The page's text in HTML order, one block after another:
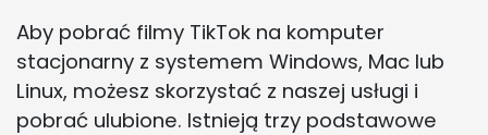
Aby pobrać filmy TikTok na komputer
stacjonarny z systemem Windows, Mac lub
Linux, możesz skorzystać z naszej usługi i
pobrać ulubione. Istnieją trzy podstawowe